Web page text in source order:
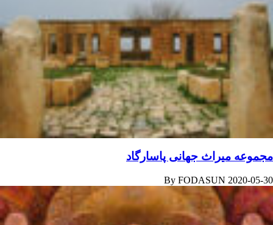
مجموعه میراث جهانی پاسارگاد
By FODASUN 2020-05-30